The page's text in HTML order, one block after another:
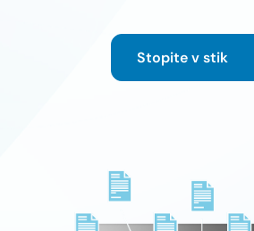
Stopite v stik